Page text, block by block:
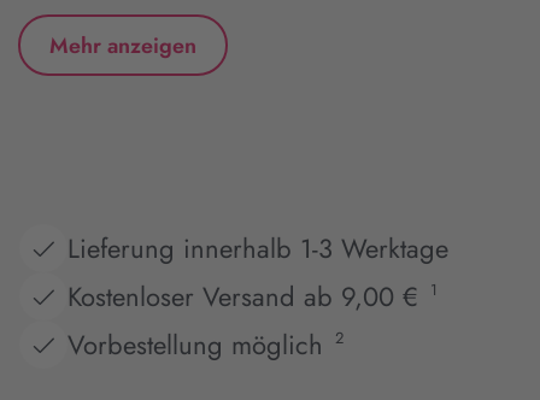
Mehr anzeigen
Lieferung innerhalb 1-3 Werktage
Kostenloser Versand ab 9,00 €
1
Vorbestellung möglich 2